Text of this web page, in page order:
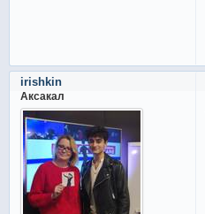
irishkin
Аксакал